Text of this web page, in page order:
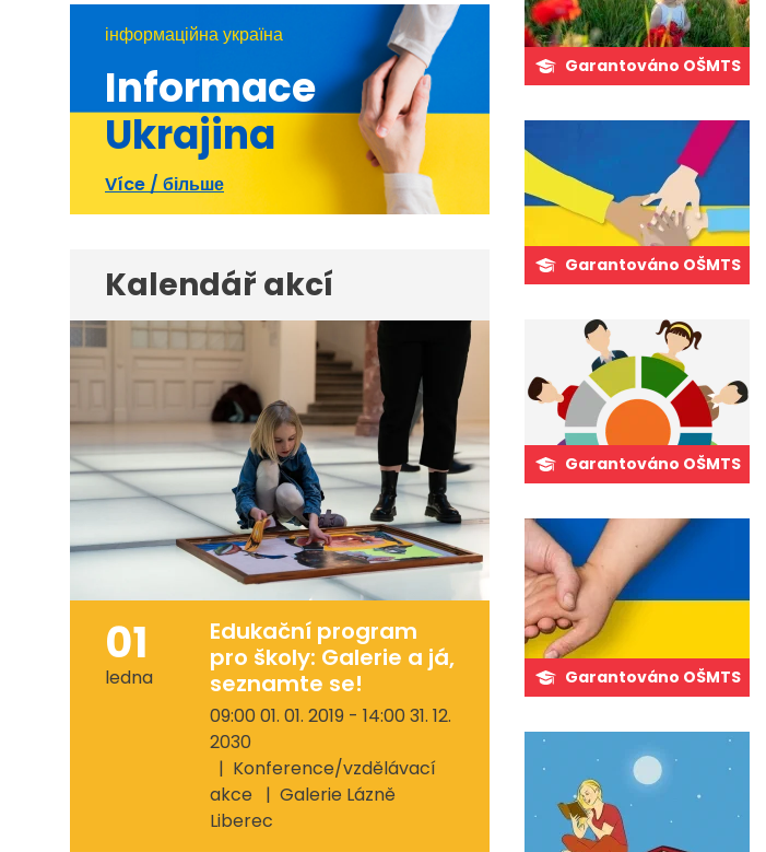
Garantováno OŠMTS
Garantováno OŠMTS
Garantováno OŠMTS
Garantováno OŠMTS
інформаційна україна
Informace
Ukrajina
Více / більше
Kalendář akcí
01
ledna
Edukační program
pro školy: Galerie a já,
seznamte se!
09:00 01. 01. 2019 - 14:00 31. 12.
2030
Konference/vzdělávací
akce
Galerie Lázně
Liberec